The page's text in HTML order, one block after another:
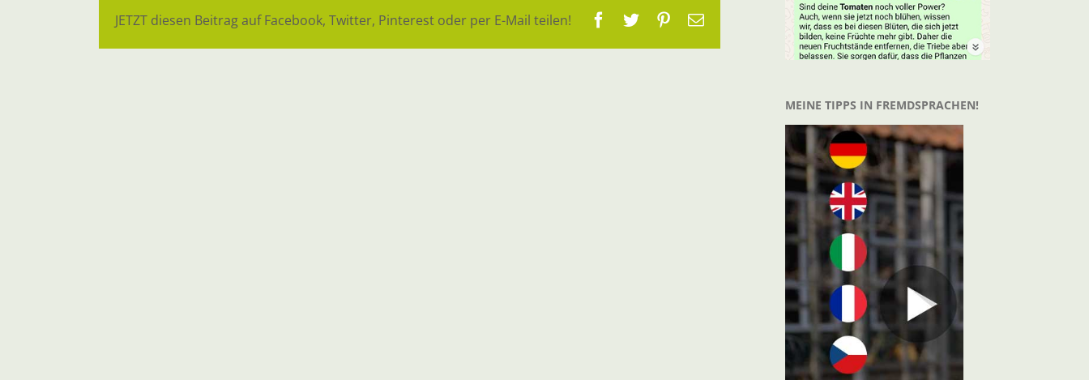
JETZT diesen Beitrag auf Facebook, Twitter, Pinterest oder per E-Mail teilen! Facebook
TwitterPinterest
E-
MEINE TIPPS IN FREMDSPRACHEN!